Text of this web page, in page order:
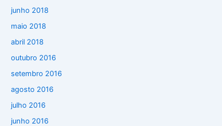
junho 2018
maio 2018
abril 2018
outubro 2016
setembro 2016
agosto 2016
julho 2016
junho 2016